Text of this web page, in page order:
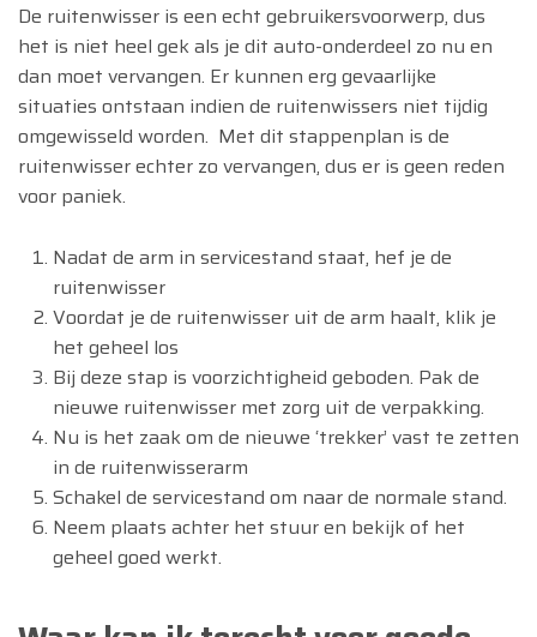
De ruitenwisser is een echt gebruikersvoorwerp, dus
het is niet heel gek als je dit auto-onderdeel zo nu en
dan moet vervangen. Er kunnen erg gevaarlijke
situaties ontstaan indien de ruitenwissers niet tijdig
omgewisseld worden. Met dit stappenplan is de
ruitenwisser echter zo vervangen, dus er is geen reden
voor paniek.
Nadat de arm in servicestand staat, hef je de
ruitenwisser
Voordat je de ruitenwisser uit de arm haalt, klik je
het geheel los
Bij deze stap is voorzichtigheid geboden. Pak de
nieuwe ruitenwisser met zorg uit de verpakking.
Nu is het zaak om de nieuwe ‘trekker’ vast te zetten
in de ruitenwisserarm
Schakel de servicestand om naar de normale stand.
Neem plaats achter het stuur en bekijk of het
geheel goed werkt.